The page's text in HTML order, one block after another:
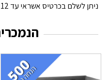
ניתן לשלם בכרטיס אשראי עד 12 תשלומים (בתוספת ריבית)